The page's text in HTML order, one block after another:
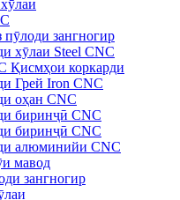
пӯлоди зангногир
хӯлаи Steel CNC
Қисмҳои коркарди
Грей Iron CNC
оҳан CNC
биринҷӣ CNC
биринҷӣ CNC
алюминийи CNC
мавод
зангногир